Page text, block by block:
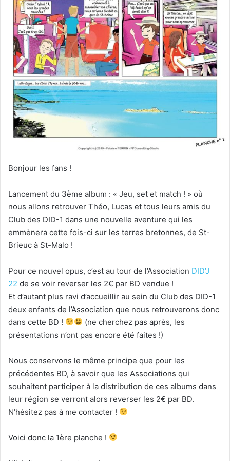
Bonjour les fans !
Lancement du 3ème album : « Jeu, set et match ! » où
nous allons retrouver Théo, Lucas et tous leurs amis du
Club des DID-1 dans une nouvelle aventure qui les
emmènera cette fois-ci sur les terres bretonnes, de St-
Brieuc à St-Malo !
Pour ce nouvel opus, c’est au tour de l’Association DID’J
22 de se voir reverser les 2€ par BD vendue !
Et d’autant plus ravi d’accueillir au sein du Club des DID-1
deux enfants de l’Association que nous retrouverons donc
dans cette BD !
(ne cherchez pas après, les
présentations n’ont pas encore été faites !)
Nous conservons le même principe que pour les
précédentes BD, à savoir que les Associations qui
souhaitent participer à la distribution de ces albums dans
leur région se verront alors reverser les 2€ par BD.
N’hésitez pas à me contacter !
Voici donc la 1ère planche !